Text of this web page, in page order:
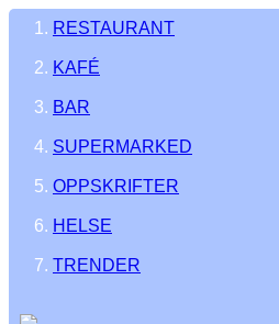
RESTAURANT
KAFÉ
BAR
SUPERMARKED
OPPSKRIFTER
HELSE
TRENDER